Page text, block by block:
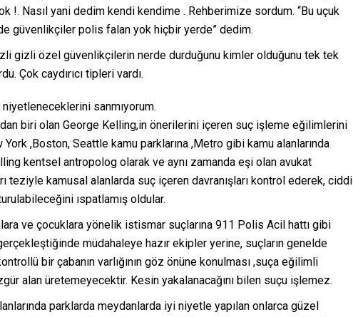
!. Nasıl yani dedim kendi kendime . Rehberimize sordum. “Bu uçuk
güvenlikçiler polis falan yok hiçbir yerde” dedim.
gizli özel güvenlikçilerin nerde durduğunu kimler olduğunu tek tek
Çok caydırıcı tipleri vardı.
sanmıyorum.
biri olan George Kelling,in önerilerini içeren suç işleme eğilimlerini
,Boston, Seattle kamu parklarına ,Metro gibi kamu alanlarında
kentsel antropolog olarak ve aynı zamanda eşi olan avukat
teziyle kamusal alanlarda suç içeren davranışları kontrol ederek, ciddi
ıspatlamış oldular.
ve çocuklara yönelik istismar suçlarına 911 Polis Acil hattı gibi
müdahaleye hazır ekipler yerine, suçların genelde
bir çabanın varlığının göz önüne konulması ,suça eğilimli
alan üretemeyecektir. Kesin yakalanacağını bilen suçu işlemez.
parklarda meydanlarda iyi niyetle yapılan onlarca güzel